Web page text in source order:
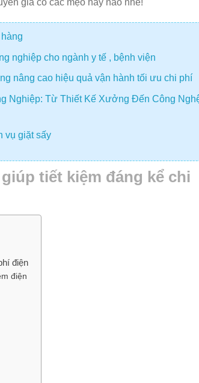
gia có các mẹo hay nào nhé!
nghiệp cho ngành y tế , bệnh viện
nâng cao hiệu quả vận hành tối ưu chi phí
Nghiệp: Từ Thiết Kế Xưởng Đến Công
vụ giặt sấy
tiết kiệm đáng kể chi
điện
điện